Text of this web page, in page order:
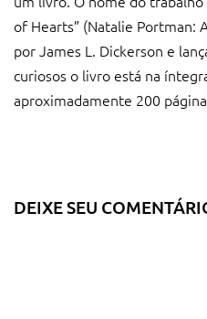
of Hearts” (Natalie Portman:
por James L. Dickerson e
curiosos o livro está na
aproximadamente 200
DEIXE SEU